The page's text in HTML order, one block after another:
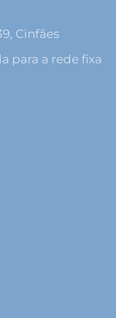
Cinfães
para a rede fixa